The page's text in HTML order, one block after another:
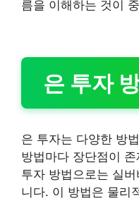
름을 이해하는 것이
은 투자
은 투자는 다양한 방
방법마다 장단점이
투자 방법으로는 실
니다. 이 방법은 물리